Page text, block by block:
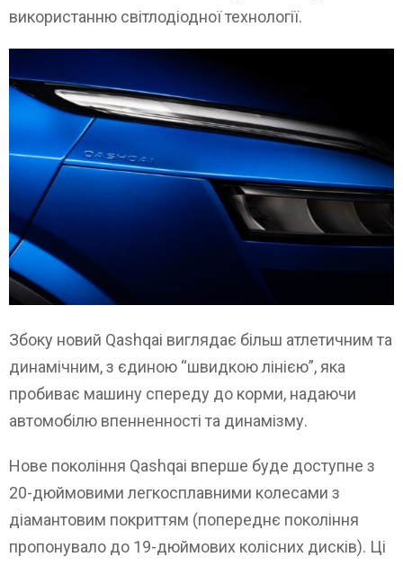
використанню світлодіодної технології.
Збоку новий Qashqai виглядає більш атлетичним та
динамічним, з єдиною “швидкою лінією”, яка
пробиває машину спереду до корми, надаючи
автомобілю впенненності та динамізму.
Нове покоління Qashqai вперше буде доступне з
20-дюймовими легкосплавними колесами з
діамантовим покриттям (попереднє покоління
пропонувало до 19-дюймових колісних дисків). Ці